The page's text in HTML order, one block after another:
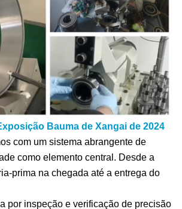
Bauma de Xangai de 2024
com um sistema abrangente de
como elemento central. Desde a
prima na chegada até a entrega do
por inspeção e verificação de precisão